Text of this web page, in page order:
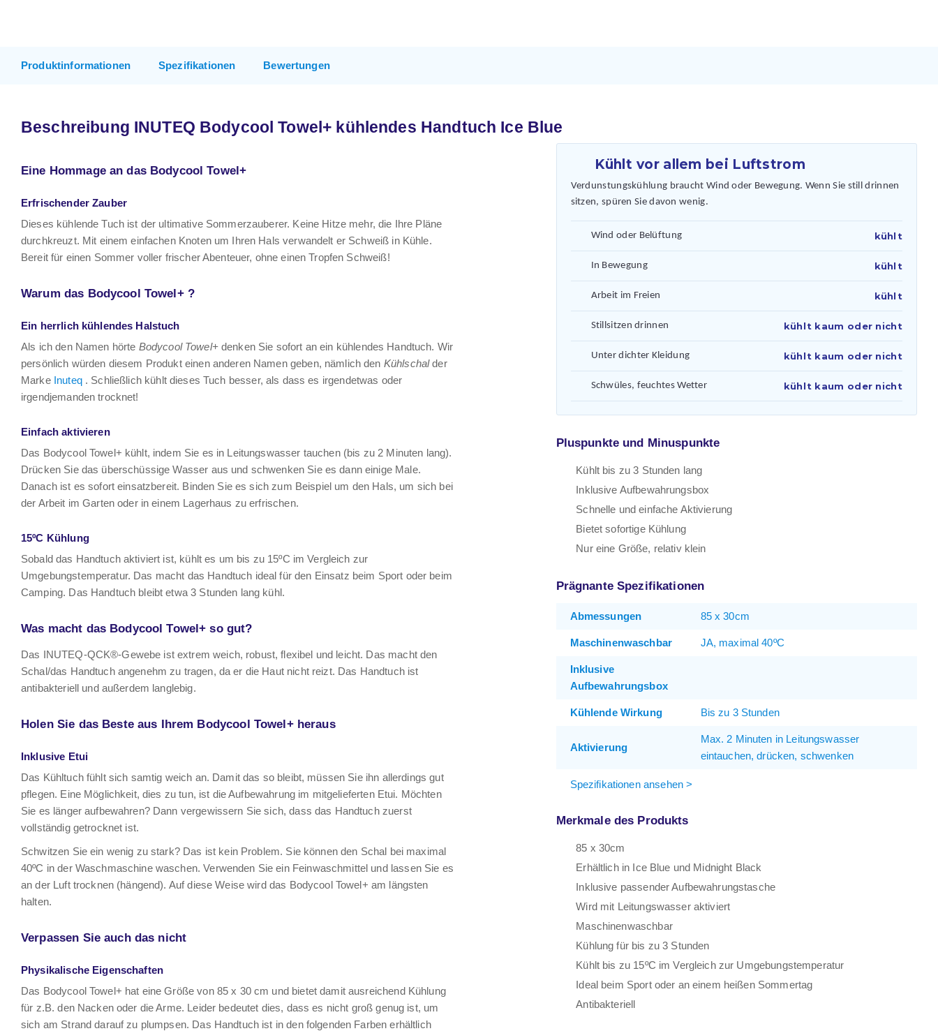
Produktinformationen Spezifikationen Bewertungen
Beschreibung INUTEQ Bodycool Towel+ kühlendes Handtuch Ice Blue
Eine Hommage an das Bodycool Towel+
Erfrischender Zauber
Dieses kühlende Tuch ist der ultimative Sommerzauberer. Keine Hitze mehr, die Ihre Pläne
durchkreuzt. Mit einem einfachen Knoten um Ihren Hals verwandelt er Schweiß in Kühle.
Bereit für einen Sommer voller frischer Abenteuer, ohne einen Tropfen Schweiß!
Warum das Bodycool Towel+ ?
Ein herrlich kühlendes Halstuch
Als ich den Namen hörte Bodycool Towel+denken Sie sofort an ein kühlendes Handtuch. Wir
persönlich würden diesem Produkt einen anderen Namen geben, nämlich den Kühlschalder
Marke Inuteq . Schließlich kühlt dieses Tuch besser, als dass es irgendetwas oder
irgendjemanden trocknet!
Einfach aktivieren
Das Bodycool Towel+ kühlt, indem Sie es in Leitungswasser tauchen (bis zu 2 Minuten lang).
Drücken Sie das überschüssige Wasser aus und schwenken Sie es dann einige Male.
Danach ist es sofort einsatzbereit. Binden Sie es sich zum Beispiel um den Hals, um sich bei
der Arbeit im Garten oder in einem Lagerhaus zu erfrischen.
15ºC Kühlung
Sobald das Handtuch aktiviert ist, kühlt es um bis zu 15ºC im Vergleich zur
Umgebungstemperatur. Das macht das Handtuch ideal für den Einsatz beim Sport oder beim
Camping. Das Handtuch bleibt etwa 3 Stunden lang kühl.
Was macht das Bodycool Towel+ so gut?
Das INUTEQ-QCK®-Gewebe ist extrem weich, robust, flexibel und leicht. Das macht den
Schal/das Handtuch angenehm zu tragen, da er die Haut nicht reizt. Das Handtuch ist
antibakteriell und außerdem langlebig.
Holen Sie das Beste aus Ihrem Bodycool Towel+ heraus
Inklusive Etui
Das Kühltuch fühlt sich samtig weich an. Damit das so bleibt, müssen Sie ihn allerdings gut
pflegen. Eine Möglichkeit, dies zu tun, ist die Aufbewahrung im mitgelieferten Etui. Möchten
Sie es länger aufbewahren? Dann vergewissern Sie sich, dass das Handtuch zuerst
vollständig getrocknet ist.
Schwitzen Sie ein wenig zu stark? Das ist kein Problem. Sie können den Schal bei maximal
40ºC in der Waschmaschine waschen. Verwenden Sie ein Feinwaschmittel und lassen Sie es
an der Luft trocknen (hängend). Auf diese Weise wird das Bodycool Towel+ am längsten
halten.
Verpassen Sie auch das nicht
Physikalische Eigenschaften
Das Bodycool Towel+ hat eine Größe von 85 x 30 cm und bietet damit ausreichend Kühlung
für z.B. den Nacken oder die Arme. Leider bedeutet dies, dass es nicht groß genug ist, um
sich am Strand darauf zu plumpsen. Das Handtuch ist in den folgenden Farben erhältlich
Kühlt vor allem bei Luftstrom
Verdunstungskühlung braucht Wind oder Bewegung. Wenn Sie still drinnen
sitzen, spüren Sie davon wenig.
Wind oder Belüftung kühlt
In Bewegung kühlt
Arbeit im Freien kühlt
Stillsitzen drinnen kühlt kaum oder nicht
Unter dichter Kleidung kühlt kaum oder nicht
Schwüles, feuchtes Wetter kühlt kaum oder nicht
Pluspunkte und Minuspunkte
Kühlt bis zu 3 Stunden lang
Inklusive Aufbewahrungsbox
Schnelle und einfache Aktivierung
Bietet sofortige Kühlung
Nur eine Größe, relativ klein
Prägnante Spezifikationen
Abmessungen 85 x 30cm
Maschinenwaschbar JA, maximal 40ºC
Inklusive
Aufbewahrungsbox
Kühlende Wirkung Bis zu 3 Stunden
Aktivierung
Max. 2 Minuten in Leitungswasser
eintauchen, drücken, schwenken
Spezifikationen ansehen >
Merkmale des Produkts
85 x 30cm
Erhältlich in Ice Blue und Midnight Black
Inklusive passender Aufbewahrungstasche
Wird mit Leitungswasser aktiviert
Maschinenwaschbar
Kühlung für bis zu 3 Stunden
Kühlt bis zu 15ºC im Vergleich zur Umgebungstemperatur
Ideal beim Sport oder an einem heißen Sommertag
Antibakteriell